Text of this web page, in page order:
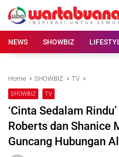
content
NEWS
SHOWBIZ
Home SHOWBIZ TV
SHOWBIZ TV
‘Cinta Sedalam
Roberts dan Shanice
Guncang Hubungan